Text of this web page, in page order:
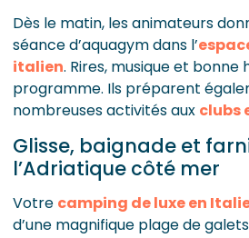
Dès le matin, les animateurs
séance d’aquagym dans l’
italien. Rires, musique et bonne
programme. Ils préparent
nombreuses activités aux clubs
Glisse, baignade et
l’Adriatique côté mer
Votre camping de luxe en
d’une magnifique plage de